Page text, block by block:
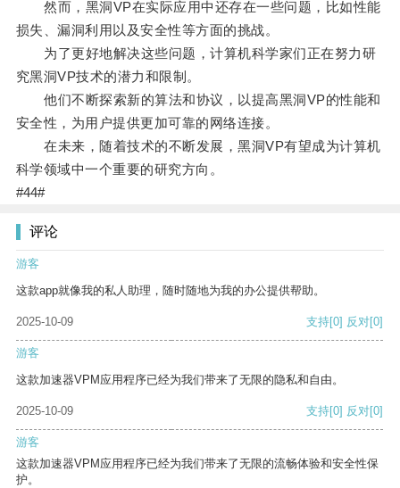
然而，黑洞VP在实际应用中还存在一些问题，比如性能
损失、漏洞利用以及安全性等方面的挑战。
为了更好地解决这些问题，计算机科学家们正在努力研
究黑洞VP技术的潜力和限制。
他们不断探索新的算法和协议，以提高黑洞VP的性能和
安全性，为用户提供更加可靠的网络连接。
在未来，随着技术的不断发展，黑洞VP有望成为计算机
科学领域中一个重要的研究方向。
#44#
评论
游客
这款app就像我的私人助理，随时随地为我的办公提供帮助。
2025-10-09 支持[0] 反对[0]
游客
这款加速器VPM应用程序已经为我们带来了无限的隐私和自由。
2025-10-09 支持[0] 反对[0]
游客
这款加速器VPM应用程序已经为我们带来了无限的流畅体验和安全性保
护。